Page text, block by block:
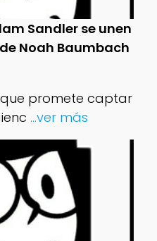
Sandler se unen
Noah Baumbach
promete captar
...ver más